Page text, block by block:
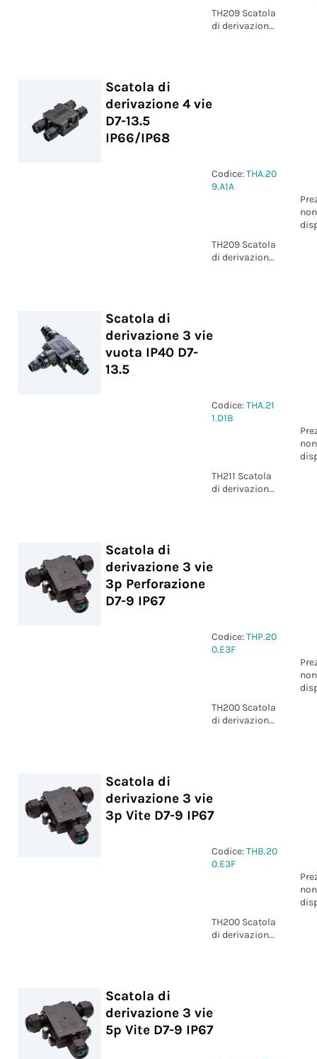
TH209 Scatola
di derivazione
Scatola di
derivazione 4 vie
D7-13.5
IP66/IP68
Codice:THA.20
9.A1A
non
TH209 Scatola
di derivazione
Scatola di
derivazione 3 vie
vuota IP40 D7-
13.5
Codice:THA.21
1.D1B
non
TH211 Scatola
di derivazione
Scatola di
derivazione 3 vie
3p Perforazione
D7-9 IP67
Codice:THP.20
0.E3F
non
TH200 Scatola
di derivazione
Scatola di
derivazione 3 vie
3p Vite D7-9 IP67
Codice:THB.20
0.E3F
non
TH200 Scatola
di derivazione
Scatola di
derivazione 3 vie
5p Vite D7-9 IP67